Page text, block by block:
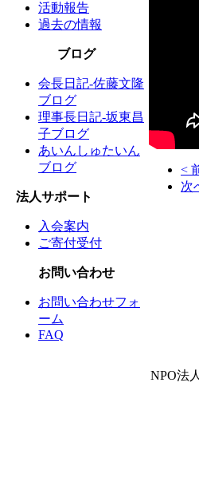
活動報告
過去の情報
ブログ
会長日記-佐藤文隆
ブログ
理事長日記-坂東昌
子ブログ
あいんしゅたいん
ブログ
法人サポート
入会案内
ご寄付受付
お問い合わせ
お問い合わせフォ
ーム
FAQ
<
次
NPO法